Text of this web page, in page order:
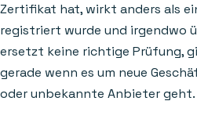
Zertifikat hat, wirkt anders als
registriert wurde und irgendwo
ersetzt keine richtige Prüfung,
gerade wenn es um neue
oder unbekannte Anbieter geht.